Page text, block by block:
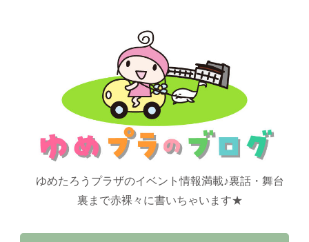
ゆめたろうプラザのイベント情報満載♪裏話・舞台
裏まで赤裸々に書いちゃいます★